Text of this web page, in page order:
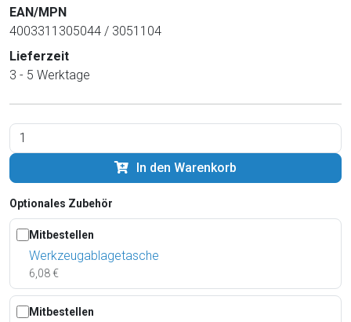
EAN/MPN
4003311305044 / 3051104
Lieferzeit
3 - 5 Werktage
In den Warenkorb
Optionales Zubehör
Mitbestellen
Werkzeugablagetasche
6,08 €
Mitbestellen